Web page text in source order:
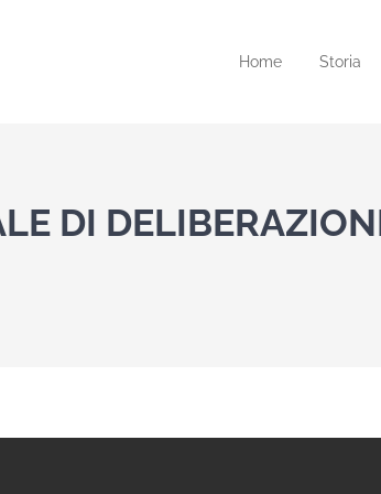
Home Storia
DI